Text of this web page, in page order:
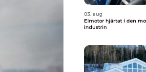
03. aug
Elmotor hjärtat i den moderna
industrin